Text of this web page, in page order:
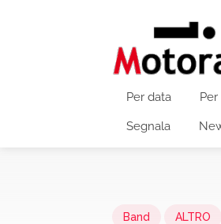
Per data
Segnala
Band ALTRO